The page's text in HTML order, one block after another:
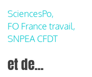
SciencesPo,
FO France travail,
SNPEA CFDT
et de...